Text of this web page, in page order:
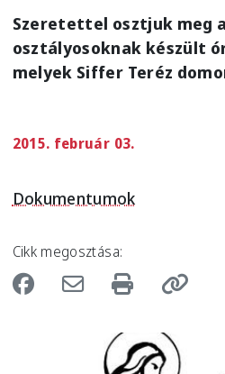
Szeretettel osztjuk meg
osztályosoknak készült
melyek Siffer Teréz
2015. február 03.
Dokumentumok
Cikk megosztása: